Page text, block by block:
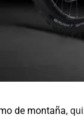
de montaña,